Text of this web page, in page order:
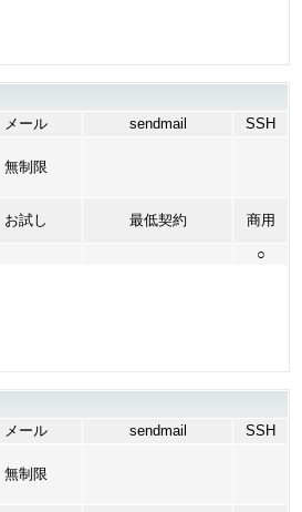
メール sendmail SSH
無制限
お試し 最低契約 商用
○
メール sendmail SSH
無制限